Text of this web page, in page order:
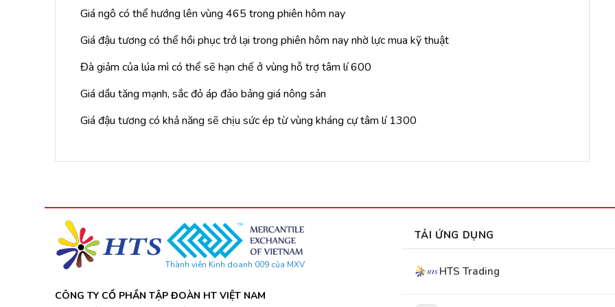
Giá ngô có thể hướng lên vùng 465 trong phiên hôm nay
Giá đậu tương có thể hồi phục trở lại trong phiên hôm nay nhờ lực mua kỹ thuật
Đà giảm của lúa mì có thể sẽ hạn chế ở vùng hỗ trợ tâm lí 600
Giá dầu tăng mạnh, sắc đỏ áp đảo bảng giá nông sản
Giá đậu tương có khả năng sẽ chịu sức ép từ vùng kháng cự tâm lí 1300
Thành viên Kinh doanh 009 của MXV
CÔNG TY CỔ PHẦN TẬP ĐOÀN HT VIỆT NAM
TẢI ỨNG DỤNG
HTS Trading